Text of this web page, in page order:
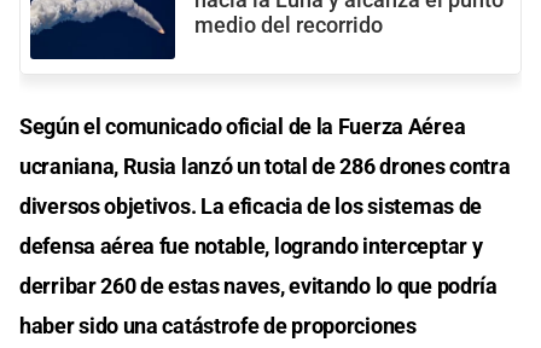
medio del recorrido
Según el comunicado oficial de la Fuerza Aérea
ucraniana, Rusia lanzó un total de 286 drones contra
diversos objetivos. La eficacia de los sistemas de
defensa aérea fue notable, logrando interceptar y
derribar 260 de estas naves, evitando lo que podría
haber sido una catástrofe de proporciones